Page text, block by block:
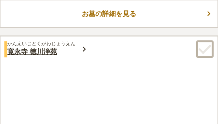
ラットな通路になっているので、車いすの方でも安心してお参り
を楽しめるだけでなく、散策も楽しめるのが特徴です。
口コミ評価
みんなの評価
40代女性
由緒ある天台宗なので割高な感じがする。場所は台東区なので、
お墓の詳細を見る
かんえいじとくがわじょうえん
寛永寺 徳川浄苑